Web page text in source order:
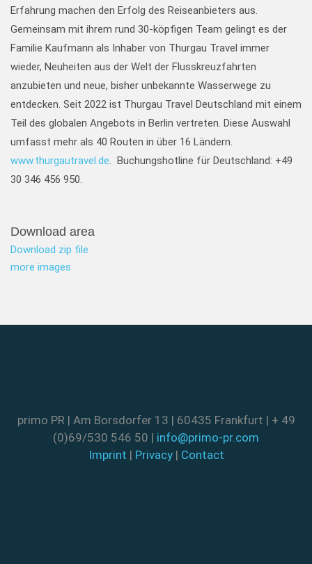
Erfahrung machen den Erfolg des Reiseanbieters aus.
Gemeinsam mit ihrem rund 30-köpfigen Team gelingt es der
Familie Kaufmann als Inhaber von Thurgau Travel immer
wieder, Neuheiten aus der Welt der Flusskreuzfahrten
anzubieten und neue, bisher unbekannte Wasserwege zu
entdecken. Seit 2022 ist Thurgau Travel Deutschland mit einem
Teil des globalen Angebots in Berlin vertreten. Diese Auswahl
umfasst mehr als 40 Routen in über 16 Ländern.
www.thurgautravel.de. Buchungshotline für Deutschland: +49
30 346 456 950.
Download area
Download zip file
more images
primo PR | Am Borsdorfer 13 | 60435 Frankfurt | + 49
(0)69/530 546 50 | info@primo-pr.com
Imprint | Privacy| Contact